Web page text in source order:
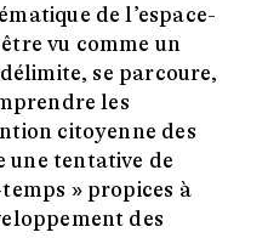
de l’espace-
vu comme un
se parcoure,
les
citoyenne des
une tentative de
» propices à
des